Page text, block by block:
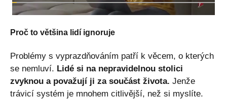
Proč to většina lidí ignoruje
Problémy s vyprazdňováním patří k věcem, o kterých
se nemluví. Lidé si na nepravidelnou stolici
zvyknou a považují ji za součást života. Jenže
trávicí systém je mnohem citlivější, než si myslíte.